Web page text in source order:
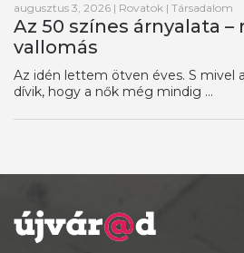
augusztus 3, 2026 | Rovatok | Társadalom
Az 50 színes árnyalata
vallomás
Az idén lettem ötven éves. S mivel
dívik, hogy a nők még mindig ...